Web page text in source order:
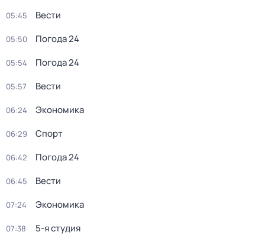
05:45 Вести
05:50 Погода 24
05:54 Погода 24
05:57 Вести
06:24 Экономика
06:29 Спорт
06:42 Погода 24
06:45 Вести
07:24 Экономика
07:38 5-я студия